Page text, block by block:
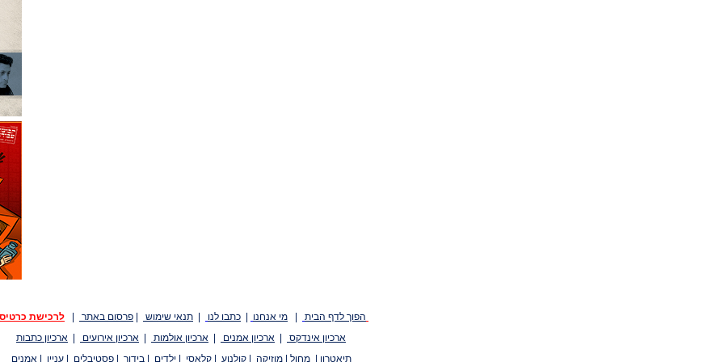
הפוך לדף הבית מי אנחנו כתבו לנו תנאי שימוש פרסום באתר
לרכישת
ארכיון אינדקס
ארכיון אמנים ארכיון אולמות ארכיון אירועים
ארכיון כתבות
תיאטרון
|מחול |מוזיקה |קולנוע |קלאסי ילדים |בידור |פסטיבלים |עניין |אמנים